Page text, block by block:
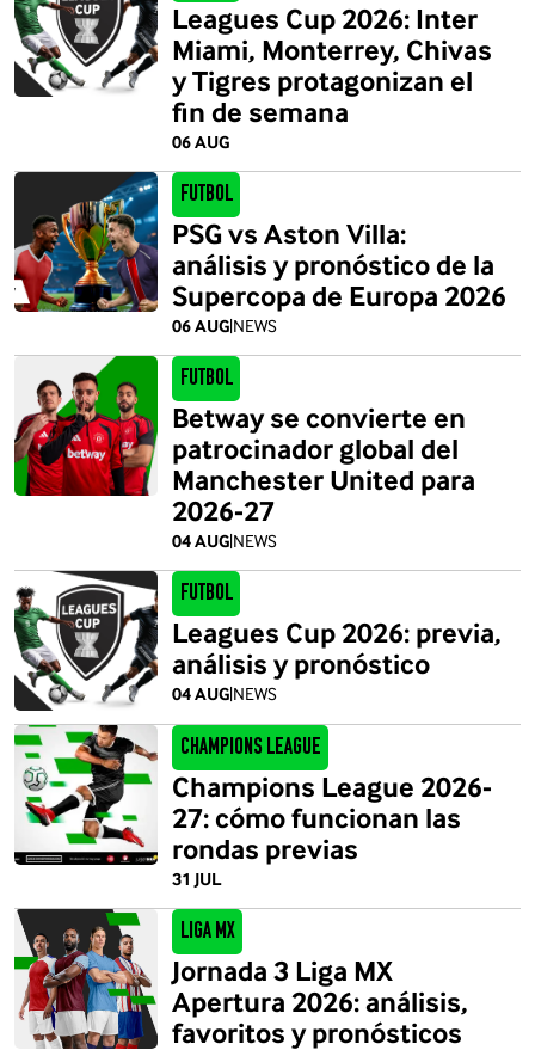
06 AUG
Leagues Cup 2026: Inter
Miami, Monterrey, Chivas
y Tigres protagonizan el
fin de semana
Futbol
06 AUG|NEWS
PSG vs Aston Villa:
análisis y pronóstico de la
Supercopa de Europa 2026
Futbol
04 AUG|NEWS
Betway se convierte en
patrocinador global del
Manchester United para
2026-27
Futbol
04 AUG|NEWS
Leagues Cup 2026: previa,
análisis y pronóstico
Champions League
31 JUL
Champions League 2026-
27: cómo funcionan las
rondas previas
Liga MX
Jornada 3 Liga MX
Apertura 2026: análisis,
favoritos y pronósticos